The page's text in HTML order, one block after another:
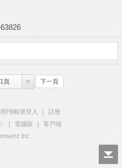
頁 下一頁
用FB帳號登入
註冊
電腦版
客戶端
Inc.